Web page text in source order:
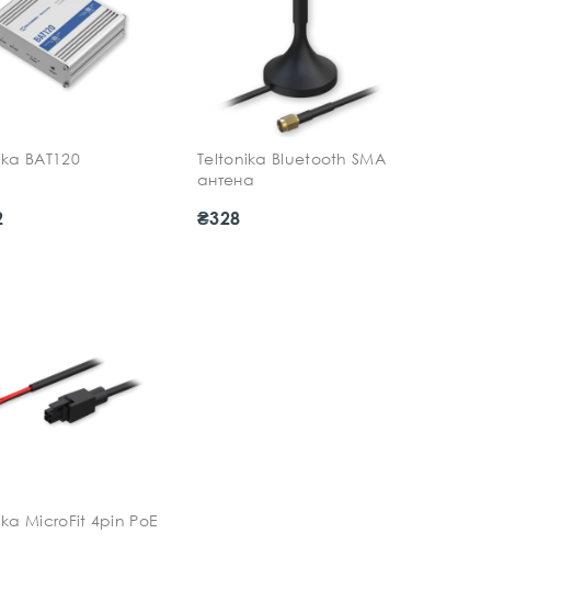
BAT120
Teltonika Bluetooth SMA
антена
₴328
MicroFit 4pin PoE